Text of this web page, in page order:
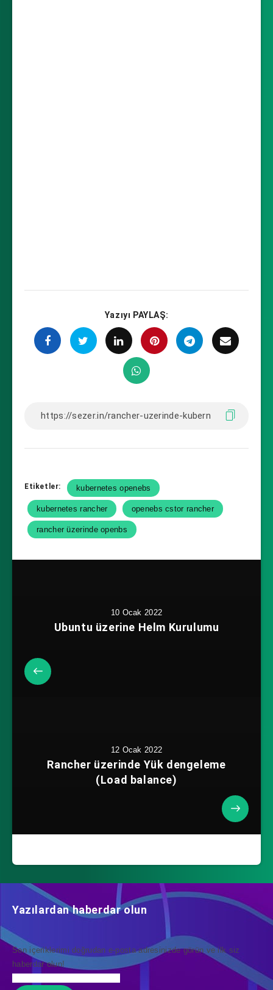
Yazıyı PAYLAŞ:
Etiketler: kubernetes openebs
kubernetes rancher openebs cstor rancher
rancher üzerinde openbs
10 Ocak 2022
Ubuntu üzerine Helm Kurulumu
12 Ocak 2022
Rancher üzerinde Yük dengeleme
(Load balance)
Yazılardan haberdar olun
Son içeriklerimi doğrudan e-posta adresinizde görün ve ilk siz
haberdar olun!